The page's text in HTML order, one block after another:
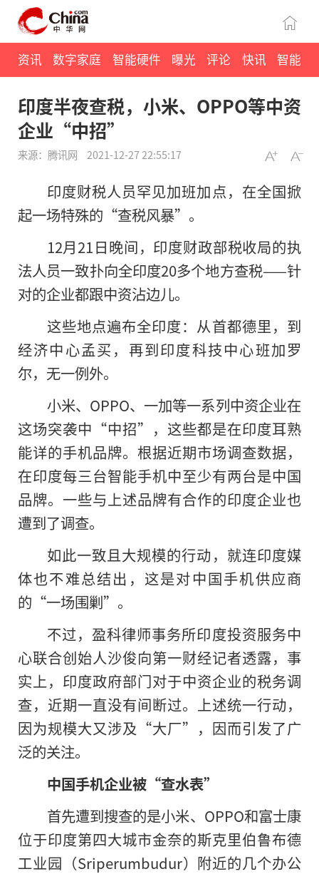
资讯 数字家庭 智能硬件 曝光 评论 快讯 智能
印度半夜查税，小米、OPPO等中资
企业“中招”
来源：腾讯网 2021-12-27 22:55:17
印度财税人员罕见加班加点，在全国掀
起一场特殊的“查税风暴”。
12月21日晚间，印度财政部税收局的执
法人员一致扑向全印度20多个地方查税——针
对的企业都跟中资沾边儿。
这些地点遍布全印度：从首都德里，到
经济中心孟买，再到印度科技中心班加罗
尔，无一例外。
小米、OPPO、一加等一系列中资企业在
这场突袭中“中招”，这些都是在印度耳熟
能详的手机品牌。根据近期市场调查数据，
在印度每三台智能手机中至少有两台是中国
品牌。一些与上述品牌有合作的印度企业也
遭到了调查。
如此一致且大规模的行动，就连印度媒
体也不难总结出，这是对中国手机供应商
的“一场围剿”。
不过，盈科律师事务所印度投资服务中
心联合创始人沙俊向第一财经记者透露，事
实上，印度政府部门对于中资企业的税务调
查，近期一直没有间断过。上述统一行动，
因为规模大又涉及“大厂”，因而引发了广
泛的关注。
中国手机企业被“查水表”
首先遭到搜查的是小米、OPPO和富士康
位于印度第四大城市金奈的斯克里伯鲁布德
工业园（Sriperumbudur）附近的几个办公